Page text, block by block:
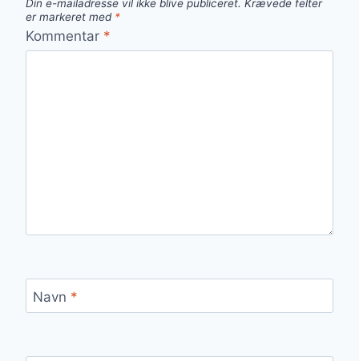
Din e-mailadresse vil ikke blive publiceret. Krævede felter
er markeret med *
Kommentar *
Navn *